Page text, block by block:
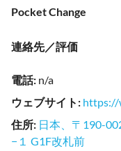
Pocket Change
連絡先／評価
電話: n/a
ウェブサイト : https://
住所: 日本、〒190-
−１ G1F改札前